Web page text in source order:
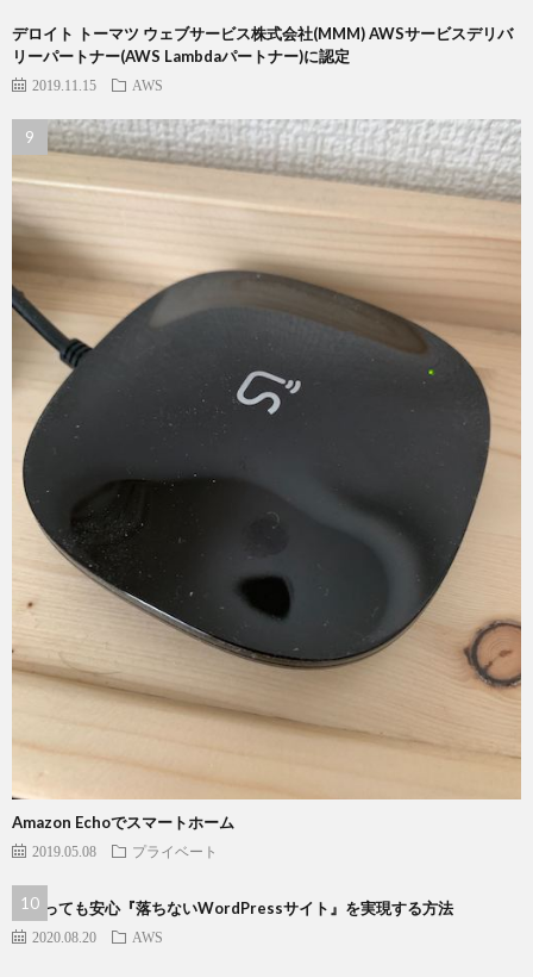
デロイト トーマツ ウェブサービス株式会社(MMM) AWSサービスデリバ
リーパートナー(AWS Lambdaパートナー)に認定
2019.11.15 AWS
Amazon Echoでスマートホーム
2019.05.08 プライベート
バズっても安心『落ちないWordPressサイト』を実現する方法
2020.08.20 AWS